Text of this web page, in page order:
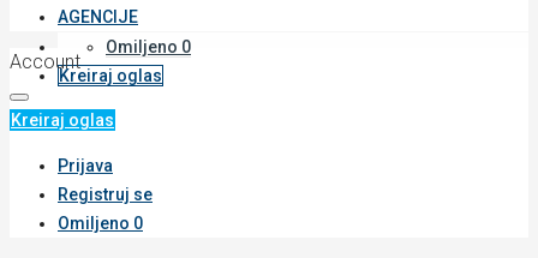
Omiljeno 0
Kreiraj oglas
AGENCIJE
Account
Kreiraj oglas
Prijava
Registruj se
Omiljeno 0